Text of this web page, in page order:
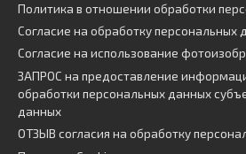
Политика в отношении обработки
Согласие на обработку персональных
Согласие на использование
ЗАПРОС на предоставление
обработки персональных данных
данных
ОТЗЫВ согласия на обработку